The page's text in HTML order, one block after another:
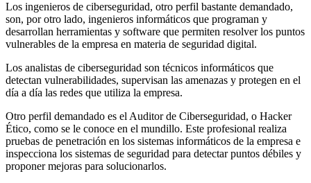
Los ingenieros de ciberseguridad, otro perfil bastante demandado,
son, por otro lado, ingenieros informáticos que programan y
desarrollan herramientas y software que permiten resolver los puntos
vulnerables de la empresa en materia de seguridad digital.
Los analistas de ciberseguridad son técnicos informáticos que
detectan vulnerabilidades, supervisan las amenazas y protegen en el
día a día las redes que utiliza la empresa.
Otro perfil demandado es el Auditor de Ciberseguridad, o Hacker
Ético, como se le conoce en el mundillo. Este profesional realiza
pruebas de penetración en los sistemas informáticos de la empresa e
inspecciona los sistemas de seguridad para detectar puntos débiles y
proponer mejoras para solucionarlos.